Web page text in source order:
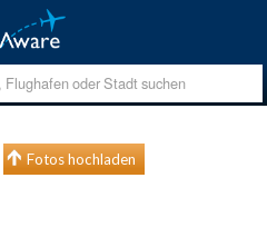
Fotos hochladen